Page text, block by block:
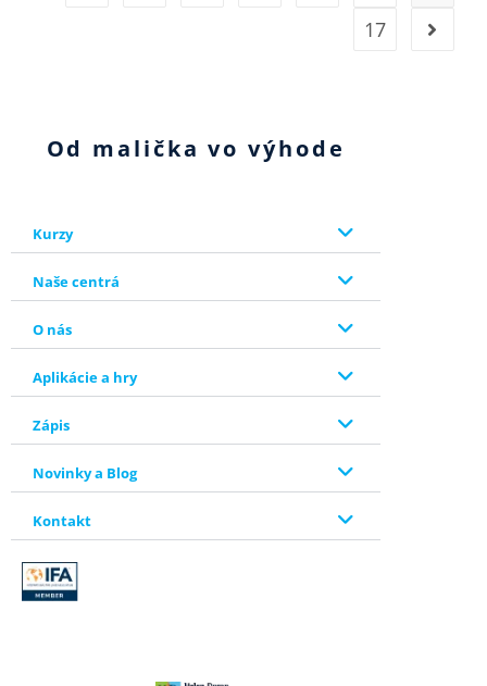
17
Od malička vo výhode
Kurzy
Naše centrá
O nás
Aplikácie a hry
Zápis
Novinky a Blog
Kontakt